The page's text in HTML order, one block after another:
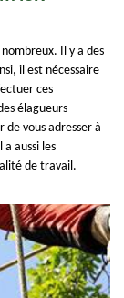
Il y a des
il est nécessaire
ces
élagueurs
de vous adresser à
a aussi les
de travail.